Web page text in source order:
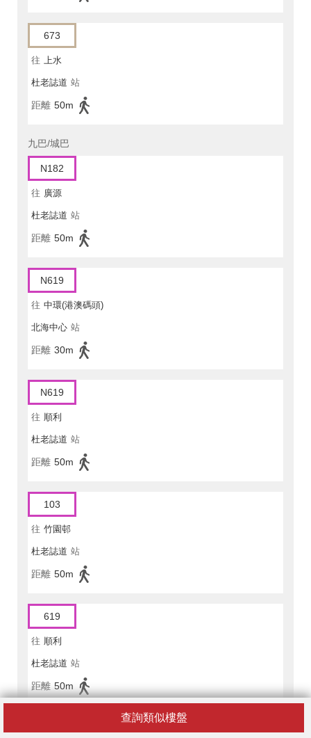
查詢類似樓盤
673
往 上水
杜老誌道 站
距離 50m
九巴/城巴
N182
往 廣源
杜老誌道 站
距離 50m
N619
往 中環(港澳碼頭)
北海中心 站
距離 30m
N619
往 順利
杜老誌道 站
距離 50m
103
往 竹園邨
杜老誌道 站
距離 50m
619
往 順利
杜老誌道 站
距離 50m